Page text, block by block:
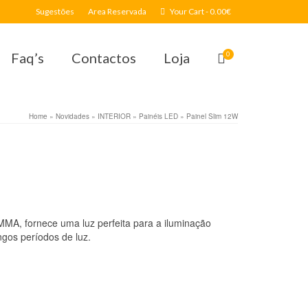
Sugestões Area Reservada Your Cart-0.00€
Faq’s Contactos Loja 0
Home » Novidades » INTERIOR » Painéis LED » Painel Slim 12W
fornece uma luz perfeita para a iluminação
períodos de luz.